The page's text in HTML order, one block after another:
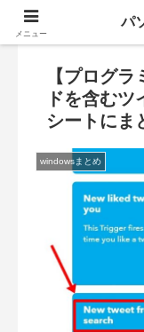
【プログ
ドを含む
シートにま
windowsまとめ
メニュー
パ